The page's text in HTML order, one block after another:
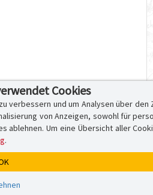
Cookies
und um Analysen über
von Anzeigen, sowohl für
Um eine Übersicht aller
.